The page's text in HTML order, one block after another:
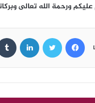
ورحمة الله تعالى